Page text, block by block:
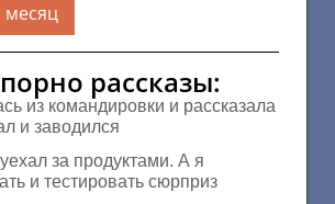
месяц
рассказы:
из командировки и рассказала
и заводился
за продуктами. А я
и тестировать сюрприз